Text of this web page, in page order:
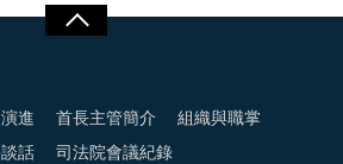
進 首長主管簡介 組織與職掌
話 司法院會議紀錄